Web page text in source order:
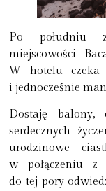
Po południu
miejscowości
W hotelu czeka
i jednocześnie
Dostaję
serdecznych
urodzinowe
w połączeniu z
do tej pory